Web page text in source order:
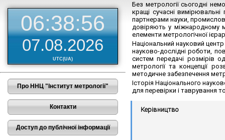
06:38:57
07.08.2026
UTC(UA)
Про ННЦ "Інститут метрології"
Контакти
Доступ до публічної інформації
Без метрології сьогодні
кращі сучасні
партнерами науки,
довіряють у міжнародному
елементи метрологічної
Національний науковий
науково-дослідні роботи,
систем передачі розмірів
метрології та концепції
методичне забезпечення
Історія Національного
для перевірки і таврування
Керівництво